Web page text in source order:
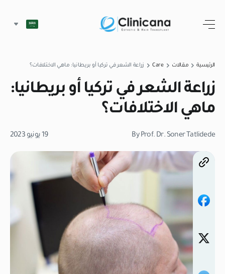
الرئيسية مقالات Care زراعة الشعر في تركيا أو بريطانيا: ماهي الاختلافات؟
زراعة الشعر في تركيا أو بريطانيا:
ماهي الاختلافات؟
By Prof. Dr. Soner Tatlidede 19 يونيو 2023